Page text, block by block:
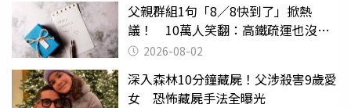
父親群組1句「8／8快到了」掀熱
議！ 10萬人笑翻：高鐵疏運也沒列
父親節
2026-08-02
深入森林10分鐘藏屍！父涉殺害9歲愛
女 恐怖藏屍手法全曝光